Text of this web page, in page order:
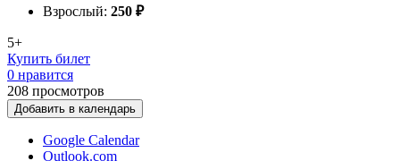
Взрослый: 250 ₽
5+
Купить билет
0 нравится
208 просмотров
Добавить в календарь
Google Calendar
Outlook.com